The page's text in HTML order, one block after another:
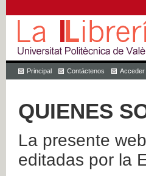
Principal Contáctenos Acceder
QUIENES
La presente
editadas por la